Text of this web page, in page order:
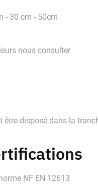
- 30 cm - 50cm
nous consulter
disposé dans la
NF EN 12613